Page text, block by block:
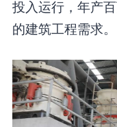
投入运行，年产
的建筑工程需求。